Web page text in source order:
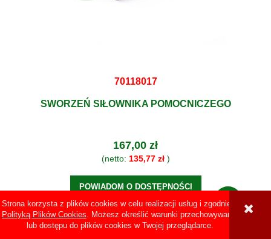
Strona korzysta z plików cookies w celu realizacji usług i zgodnie z
Polityką Plików Cookies. Możesz określić warunki przechowywania
lub dostępu do plików cookies w Twojej przeglądarce.
70118017
SWORZEŃ SIŁOWNIKA POMOCNICZEGO
167,00 zł
(netto: 135,77 zł)
POWIADOM O DOSTĘPNOŚCI